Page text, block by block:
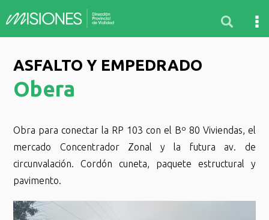
ASFALTO Y EMPEDRADO
Obera
Obra para conectar la RP 103 con el Bº 80 Viviendas, el
mercado Concentrador Zonal y la futura av. de
circunvalación. Cordón cuneta, paquete estructural y
pavimento.